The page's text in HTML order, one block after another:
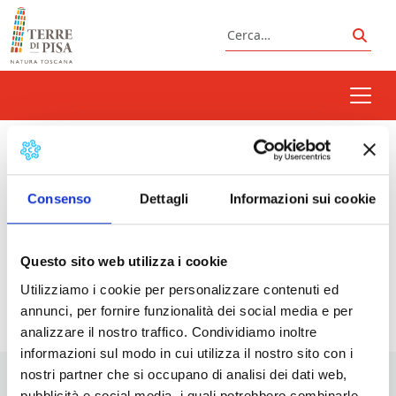
Consenso Dettagli Informazioni sui cookie
Questo sito web utilizza i cookie
Utilizziamo i cookie per personalizzare contenuti ed
annunci, per fornire funzionalità dei social media e per
analizzare il nostro traffico. Condividiamo inoltre
informazioni sul modo in cui utilizza il nostro sito con i
nostri partner che si occupano di analisi dei dati web,
Vai al contenuto
Cerca
bartender
Prossimi eventi
<li>Non ci sono eventi con questo tag</li>